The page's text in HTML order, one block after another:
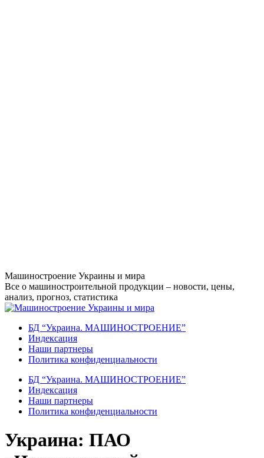
Перейти
к
содержанию
Машиностроение Украины и мира
Все о машиностроительной продукции – новости, цены,
анализ, прогноз, статистика
БД “Украина. МАШИНОСТРОЕНИЕ”
Индекcация
Наши партнеры
Политика конфиденциальности
БД “Украина. МАШИНОСТРОЕНИЕ”
Индекcация
Наши партнеры
Политика конфиденциальности
Украина: ПАО